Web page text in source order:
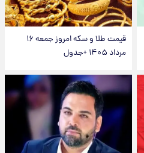
قیمت طلا و سکه امروز جمعه ۱۶
مرداد ۱۴۰۵ +جدول